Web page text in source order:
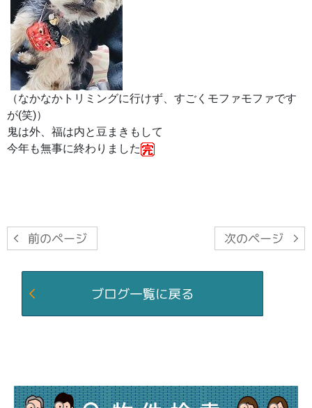
（なかなかトリミングに行けず、すごくモファモファです
が(笑)）
鬼は外、福は内と豆まきもして
今年も無事に終わりました